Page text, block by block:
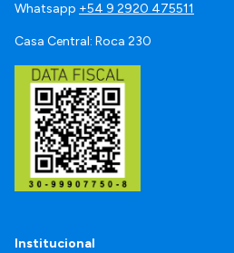
Whatsapp +54 9 2920 475511
Casa Central: Roca 230
Institucional